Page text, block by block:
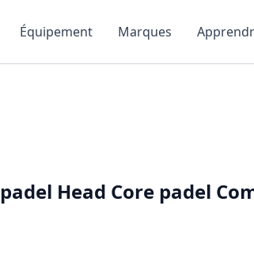
Équipement Marques
Head Core padel